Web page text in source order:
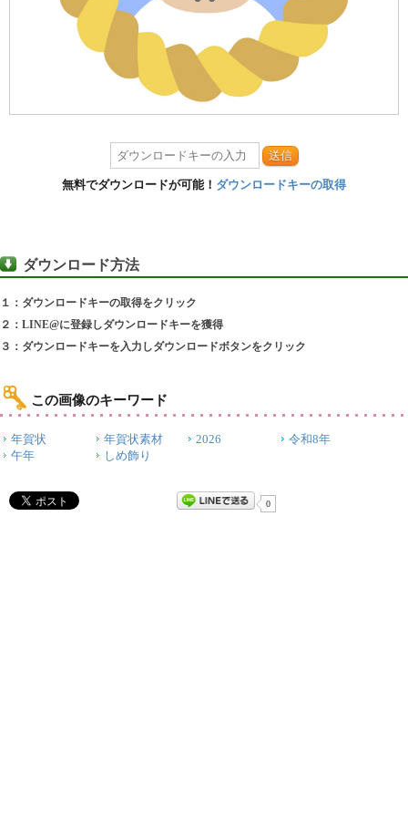
送信
無料でダウンロードが可能！ ダウンロードキーの取得
ダウンロード方法
１：ダウンロードキーの取得をクリック
２：LINE@に登録しダウンロードキーを獲得
３：ダウンロードキーを入力しダウンロードボタンをクリック
この画像のキーワード
年賀状 年賀状素材 2026
令和8年
午年
しめ飾り
0